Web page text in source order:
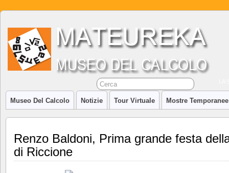
Museo Del Calcolo Notizie Tour Virtuale Mostre Temporanee
Renzo Baldoni, Prima grande festa
di Riccione